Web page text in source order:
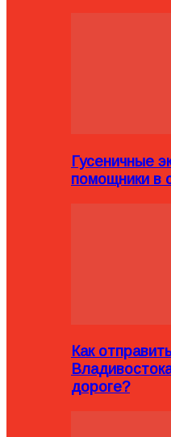
Гусеничные
помощники в
Как
дороге?